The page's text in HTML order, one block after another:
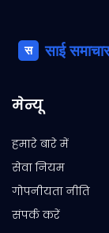
मेन्यू
हमारे बारे में
सेवा नियम
गोपनीयता नीति
संपर्क करें